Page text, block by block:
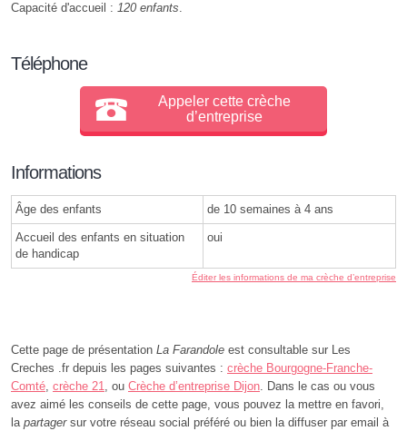
Capacité d'accueil : 120 enfants.
Téléphone
Appeler cette crèche
d’entreprise
Informations
Âge des enfants de 10 semaines à 4 ans
Accueil des enfants en situation
de handicap
oui
Éditer les informations de ma crèche d’entreprise
Cette page de présentation La Farandole est consultable sur Les
Creches .fr depuis les pages suivantes : crèche Bourgogne-Franche-
Comté, crèche 21, ou Crèche d’entreprise Dijon. Dans le cas ou vous
avez aimé les conseils de cette page, vous pouvez la mettre en favori,
la partagersur votre réseau social préféré ou bien la diffuser par email à